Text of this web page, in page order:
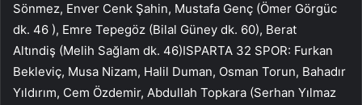
Sönmez, Enver Cenk Şahin, Mustafa Genç (Ömer Görgüc
dk. 46 ), Emre Tepegöz (Bilal Güney dk. 60), Berat
Altındiş (Melih Sağlam dk. 46)ISPARTA 32 SPOR: Furkan
Bekleviç, Musa Nizam, Halil Duman, Osman Torun, Bahadır
Yıldırım, Cem Özdemir, Abdullah Topkara (Serhan Yılmaz